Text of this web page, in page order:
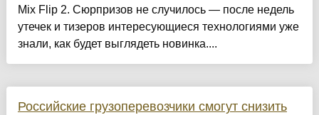
Mix Flip 2. Сюрпризов не случилось — после недель
утечек и тизеров интересующиеся технологиями уже
знали, как будет выглядеть новинка....
Российские грузоперевозчики смогут снизить